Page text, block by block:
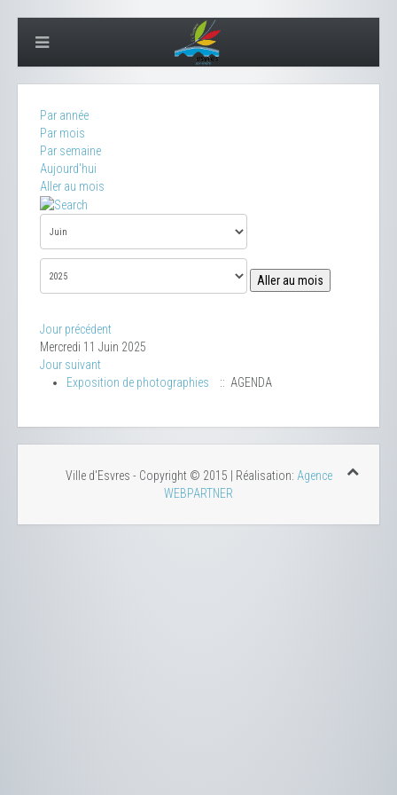
Par année
Par mois
Par semaine
Aujourd'hui
Aller au mois
Aller au mois
Jour précédent
Mercredi 11 Juin 2025
Jour suivant
Exposition de photographies
:: AGENDA
Ville d'Esvres - Copyright © 2015 | Réalisation: Agence
WEBPARTNER